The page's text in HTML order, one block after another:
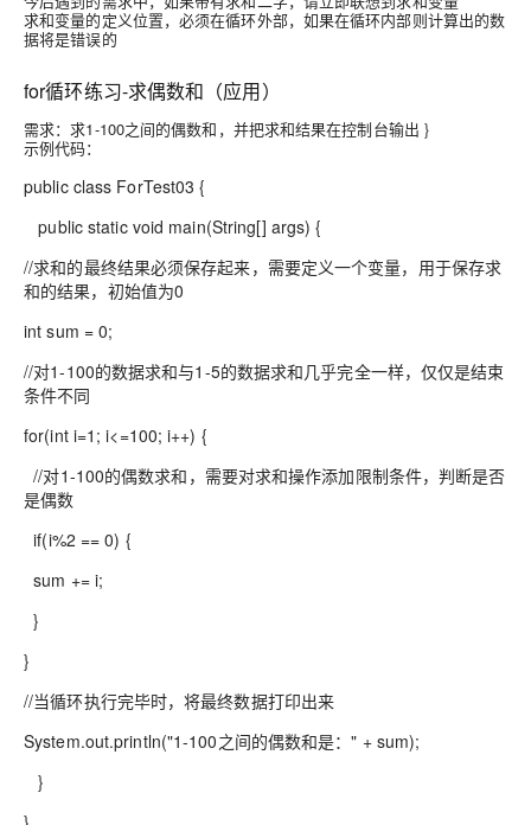
求和变量的定义位置，必须在循环外部，如果在循环内部则计算出的数
据将是错误的
for循环练习-求偶数和（应用）
需求：求1-100之间的偶数和，并把求和结果在控制台输出 }
示例代码：
public class ForTest03 {
public static void main(String[] args) {
//求和的最终结果必须保存起来，需要定义一个变量，用于保存求
和的结果，初始值为0
int sum = 0;
//对1-100的数据求和与1-5的数据求和几乎完全一样，仅仅是结束
条件不同
for(int i=1; i<=100; i++) {
//对1-100的偶数求和，需要对求和操作添加限制条件，判断是否
是偶数
if(i%2 == 0) {
sum += i;
}
}
//当循环执行完毕时，将最终数据打印出来
System.out.println("1-100之间的偶数和是：" + sum);
}